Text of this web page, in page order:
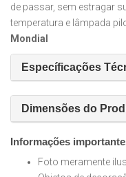
de passar, sem estragar
temperatura e lâmpada
Mondial
Específicações
Dimensões do
Informações
Foto meramente